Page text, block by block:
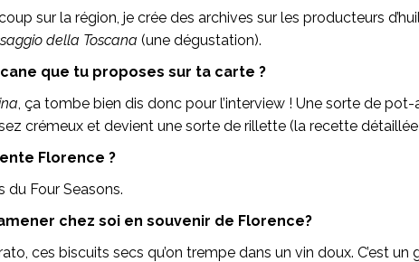
sur la région, je crée des archives sur les producteurs
della Toscana (une dégustation).
que tu proposes sur ta carte ?
, ça tombe bien dis donc pour l’interview ! Une sorte de
crémeux et devient une sorte de rillette (la recette détaillée
Florence ?
du Four Seasons.
chez soi en souvenir de Florence?
ces biscuits secs qu’on trempe dans un vin doux. C’est un